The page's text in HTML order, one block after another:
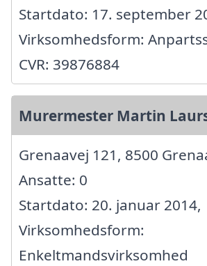
Startdato: 17. september
Virksomhedsform:
CVR: 39876884
Murermester Martin
Grenaavej 121, 8500
Ansatte: 0
Startdato: 20. januar 2014,
Virksomhedsform:
Enkeltmandsvirksomhed